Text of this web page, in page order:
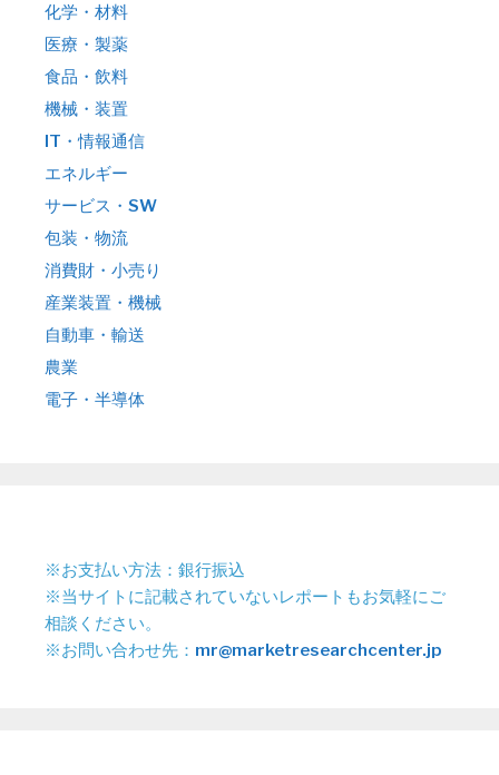
化学・材料
医療・製薬
食品・飲料
機械・装置
IT・情報通信
エネルギー
サービス・SW
包装・物流
消費財・小売り
産業装置・機械
自動車・輸送
農業
電子・半導体
※お支払い方法：銀行振込
※当サイトに記載されていないレポートもお気軽にご
相談ください。
※お問い合わせ先： mr@marketresearchcenter.jp